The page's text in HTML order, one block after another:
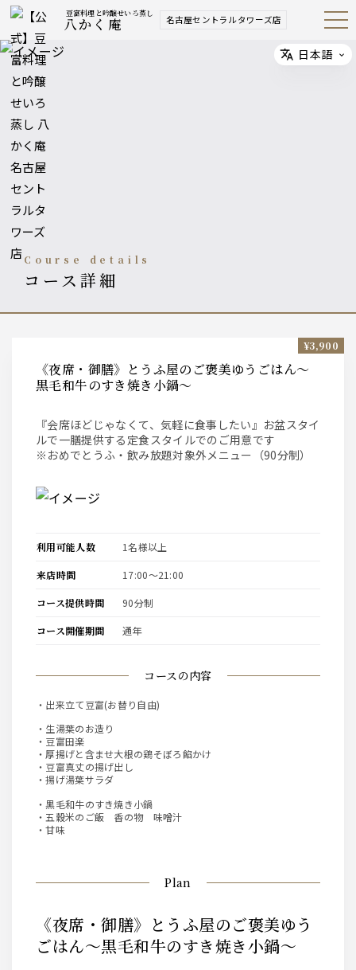
豆富料理と吟醸せいろ蒸し
八かく庵 名古屋セントラルタワーズ店 Open
Navig
course details
コース詳細
《夜席・御膳》とうふ屋のご褒美ゆうごはん～
黒毛和牛のすき焼き小鍋～
『会席ほどじゃなくて、気軽に食事したい』お盆スタイ
ルで一膳提供する定食スタイルでのご用意です
※おめでとうふ・飲み放題対象外メニュー（90分制）
¥3,900
コースの内容
・出来立て豆富(お替り自由)
・生湯葉のお造り
・豆富田楽
・厚揚げと含ませ大根の鶏そぼろ餡かけ
・豆富真丈の揚げ出し
・揚げ湯葉サラダ
・黒毛和牛のすき焼き小鍋
・五穀米のご飯 香の物 味噌汁
・甘味
利用可能人数 1名様以上
来店時間 17:00〜21:00
コース提供時間 90分制
コース開催期間 通年
Plan
《夜席・御膳》とうふ屋のご褒美ゆう
ごはん～黒毛和牛のすき焼き小鍋～
Select
日本語